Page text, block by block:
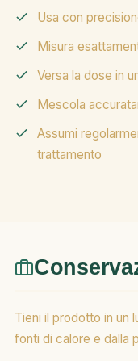
Usa con
Misura
Versa la dose in
Mescola
Assumi
trattamento
Tieni il prodotto in un
fonti di calore e dalla